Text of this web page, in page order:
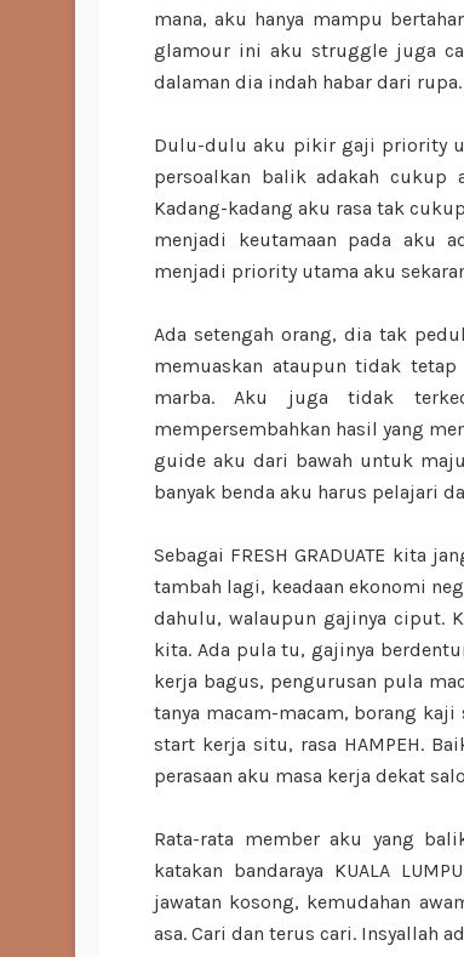
mana, aku hanya mampu
glamour ini aku struggle juga
dalaman dia indah habar dari rupa.
Dulu-dulu aku pikir gaji priority
persoalkan balik adakah cukup
Kadang-kadang aku rasa tak
menjadi keutamaan pada aku
menjadi priority utama aku
Ada setengah orang, dia tak
memuaskan ataupun tidak
marba. Aku juga tidak
mempersembahkan hasil yang
guide aku dari bawah untuk maju
banyak benda aku harus pelajari
Sebagai FRESH GRADUATE kita
tambah lagi, keadaan ekonomi
dahulu, walaupun gajinya ciput.
kita. Ada pula tu, gajinya
kerja bagus, pengurusan pula
tanya macam-macam, borang kaji
start kerja situ, rasa HAMPEH.
perasaan aku masa kerja dekat
Rata-rata member aku yang
katakan bandaraya KUALA
jawatan kosong, kemudahan
asa. Cari dan terus cari. Insyallah